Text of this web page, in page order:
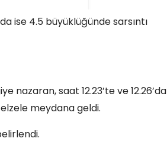
ise 4.5 büyüklüğünde sarsıntı
nazaran, saat 12.23’te ve 12.26’da
meydana geldi.